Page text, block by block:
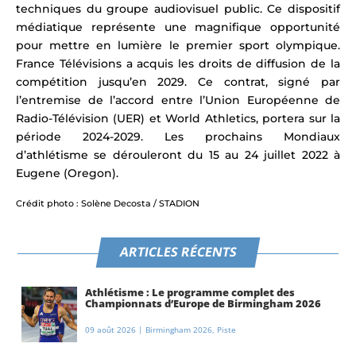
techniques du groupe audiovisuel public. Ce dispositif
médiatique représente une magnifique opportunité
pour mettre en lumière le premier sport olympique.
France Télévisions a acquis les droits de diffusion de la
compétition jusqu’en 2029. Ce contrat, signé par
l’entremise de l’accord entre l’Union Européenne de
Radio-Télévision (UER) et World Athletics, portera sur la
période 2024-2029. Les prochains Mondiaux
d’athlétisme se dérouleront du 15 au 24 juillet 2022 à
Eugene (Oregon).
Crédit photo : Solène Decosta / STADION
ARTICLES RÉCENTS
Athlétisme : Le programme complet des
Championnats d’Europe de Birmingham 2026
09 août 2026 | Birmingham 2026, Piste